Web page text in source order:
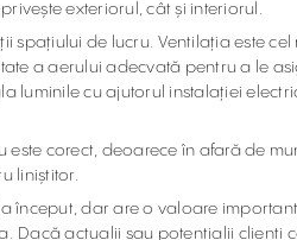
exteriorul, cât și interiorul.
de lucru. Ventilația este
a aerului adecvată pentru a le
cu ajutorul instalației
corect, deoarece în afară de
liniștitor.
dar are o valoare
actualii sau potențialii clienți